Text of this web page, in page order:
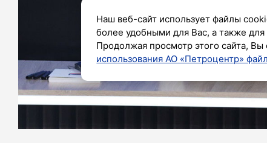
Наш веб-сайт использует файлы
более удобными для Вас, а также для
Продолжая просмотр этого сайта, Вы
использования АО «Петроцентр»